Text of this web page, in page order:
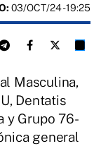
03/OCT/24 - 19:25
Masculina,
Dentatis
y Grupo 76-
general